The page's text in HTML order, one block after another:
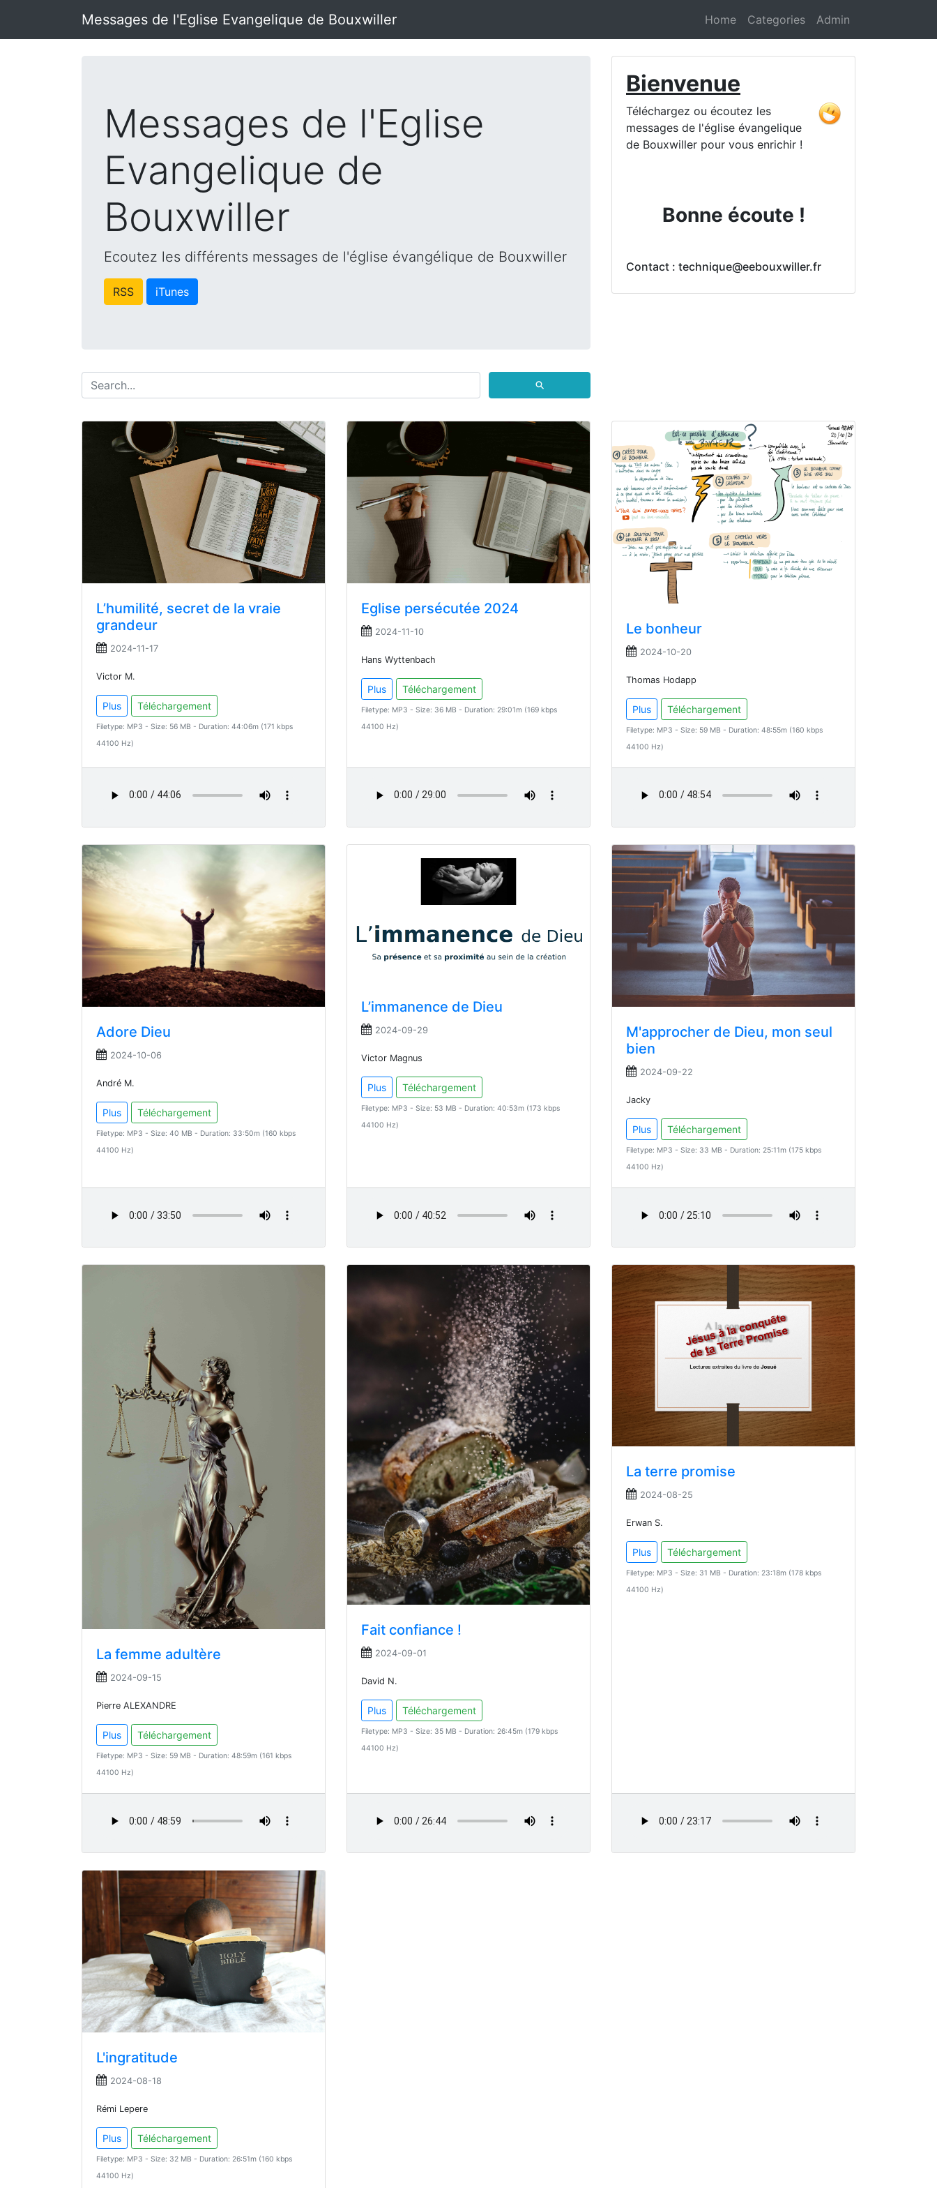
Messages de l'Eglise Evangelique de Bouxwiller Home Categories Admin
Messages de l'Eglise
Evangelique de
Bouxwiller
Ecoutez les différents messages de l'église évangélique de Bouxwiller
RSS iTunes
⚲
Bienvenue
Téléchargez ou écoutez les
messages de l'église évangelique
de Bouxwiller pour vous enrichir !
Bonne écoute !
Contact : technique@eebouxwiller.fr
L’humilité, secret de la vraie
grandeur
2024-11-17
Victor M.
Plus Téléchargement
Filetype: MP3 - Size: 56 MB - Duration: 44:06m (171 kbps
44100 Hz)
Eglise persécutée 2024
2024-11-10
Hans Wyttenbach
Plus Téléchargement
Filetype: MP3 - Size: 36 MB - Duration: 29:01m (169 kbps
44100 Hz)
Le bonheur
2024-10-20
Thomas Hodapp
Plus Téléchargement
Filetype: MP3 - Size: 59 MB - Duration: 48:55m (160 kbps
44100 Hz)
Adore Dieu
2024-10-06
André M.
Plus Téléchargement
Filetype: MP3 - Size: 40 MB - Duration: 33:50m (160 kbps
44100 Hz)
L’immanence de Dieu
2024-09-29
Victor Magnus
Plus Téléchargement
Filetype: MP3 - Size: 53 MB - Duration: 40:53m (173 kbps
44100 Hz)
M'approcher de Dieu, mon seul
bien
2024-09-22
Jacky
Plus Téléchargement
Filetype: MP3 - Size: 33 MB - Duration: 25:11m (175 kbps
44100 Hz)
La femme adultère
2024-09-15
Pierre ALEXANDRE
Plus Téléchargement
Filetype: MP3 - Size: 59 MB - Duration: 48:59m (161 kbps
44100 Hz)
Fait confiance !
2024-09-01
David N.
Plus Téléchargement
Filetype: MP3 - Size: 35 MB - Duration: 26:45m (179 kbps
44100 Hz)
La terre promise
2024-08-25
Erwan S.
Plus Téléchargement
Filetype: MP3 - Size: 31 MB - Duration: 23:18m (178 kbps
44100 Hz)
L'ingratitude
2024-08-18
Rémi Lepere
Plus Téléchargement
Filetype: MP3 - Size: 32 MB - Duration: 26:51m (160 kbps
44100 Hz)